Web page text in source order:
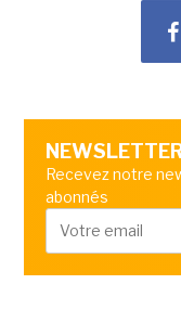
Recevez notre
abonnés